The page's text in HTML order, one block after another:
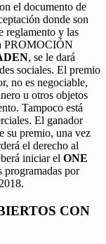
el documento de
donde son
reglamento y las
PROMOCIÓN
, se le dará
sociales. El premio
no es negociable,
u otros objetos
Tampoco está
El ganador
su premio, una vez
el derecho al
iniciar el ONE
programadas por
CON